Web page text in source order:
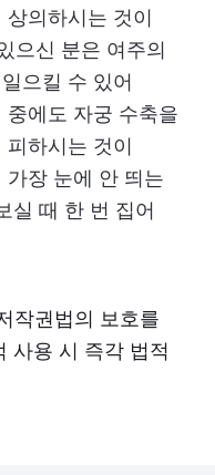
의하시는 것이
으신 분은 여주의
으킬 수 있어
에도 자궁 수축을
하시는 것이
가장 눈에 안 띄는
실 때 한 번 집어
작권법의 보호를
사용 시 즉각 법적